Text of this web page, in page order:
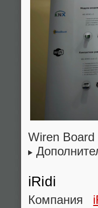
Wiren Board
iRidi
Компания